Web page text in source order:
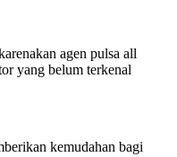
agen pulsa all
yang belum terkenal
kemudahan bagi